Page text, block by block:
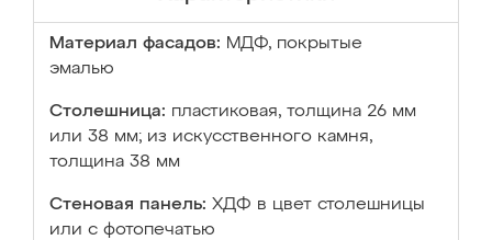
Материал фасадов: МДФ, покрытые
эмалью
Столешница: пластиковая, толщина 26 мм
или 38 мм; из искусственного камня,
толщина 38 мм
Стеновая панель: ХДФ в цвет столешницы
или с фотопечатью